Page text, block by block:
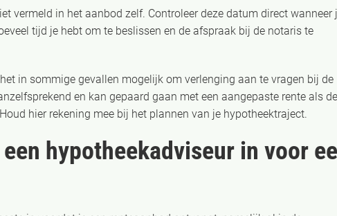
vermeld in het aanbod zelf. Controleer deze datum direct wanneer
tijd je hebt om te beslissen en de afspraak bij de notaris te
in sommige gevallen mogelijk om verlenging aan te vragen bij de
en kan gepaard gaan met een aangepaste rente als de
hier rekening mee bij het plannen van je hypotheektraject.
hypotheekadviseur in voor